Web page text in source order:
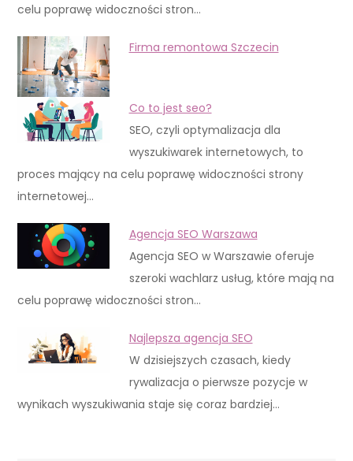
celu poprawę widoczności stron…
Firma remontowa Szczecin
Co to jest seo?
SEO, czyli optymalizacja dla
wyszukiwarek internetowych, to
proces mający na celu poprawę widoczności strony
internetowej…
Agencja SEO Warszawa
Agencja SEO w Warszawie oferuje
szeroki wachlarz usług, które mają na
celu poprawę widoczności stron…
Najlepsza agencja SEO
W dzisiejszych czasach, kiedy
rywalizacja o pierwsze pozycje w
wynikach wyszukiwania staje się coraz bardziej…